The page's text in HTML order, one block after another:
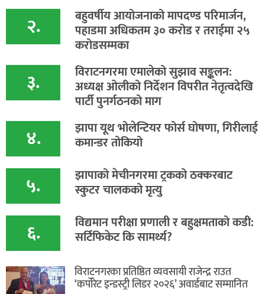
२. बहुवर्षीय आयोजनाको मापदण्ड परिमार्जन,
पहाडमा अधिकतम ३० करोड र तराईमा २५
करोडसम्मका
३. विराटनगरमा एमालेको सुझाव सङ्कलन:
अध्यक्ष ओलीको निर्देशन विपरीत नेतृत्वदेखि
पार्टी पुनर्गठनको माग
४. झापा यूथ भोलेन्टियर फोर्स घोषणा, गिरीलाई
कमान्डर तोकियो
५. ​झापाको मेचीनगरमा ट्रकको ठक्करबाट
स्कुटर चालकको मृत्यु
६. विद्यमान परीक्षा प्रणाली र बहुक्षमताको कडी:
सर्टिफिकेट कि सामर्थ्य?
विराटनगरका प्रतिष्ठित व्यवसायी राजेन्द्र राउत
‘कर्पोरेट इन्डस्ट्री लिडर २०२६’ अवार्डबाट सम्मानित